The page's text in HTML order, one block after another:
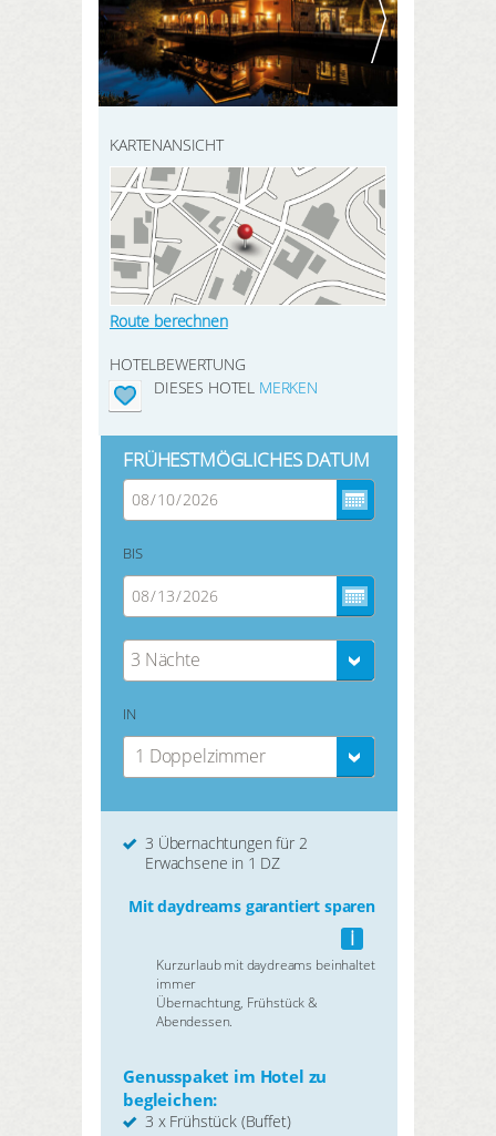
HIER REGISTRIEREN
ANMELDEN
SUCHEN
KARTENANSICHT
Route berechnen
HOTELBEWERTUNG
DIESES HOTEL MERKEN
FRÜHESTMÖGLICHES DATUM
BIS
3 Nächte
IN
1 Doppelzimmer
3 Übernachtungen für 2
Erwachsene in 1 DZ
Mit daydreams garantiert sparen
i
Kurzurlaub mit daydreams beinhaltet
immer
Übernachtung, Frühstück &
Abendessen.
Genusspaket im Hotel zu
begleichen:
3 x Frühstück (Buffet)